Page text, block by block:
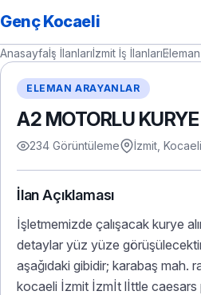
Genç Kocaeli
Anasayfaİş İlanlarıİzmit İş İlanları
ELEMAN ARAYANLAR
A2 MOTORLU KURYE
234 Görüntüleme İzmit, Kocaeli
İlan Açıklaması
İşletmemizde çalışacak kurye
detaylar yüz yüze
aşağıdaki gibidir; karabaş mah.
kocaeli İzmit İzmİt lİttle caesars